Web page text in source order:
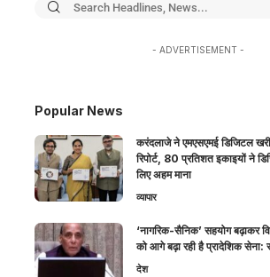
- ADVERTISEMENT -
Popular News
करंदलाजे ने एमएसएमई डिजिटल
रिपोर्ट, 80 प्रतिशत इकाइयों ने
लिए अहम माना
व्यापार
‘नागरिक-सैनिक’ सहयोग बढ़ाकर
को आगे बढ़ा रही है प्रादेशिक सेना:
देश